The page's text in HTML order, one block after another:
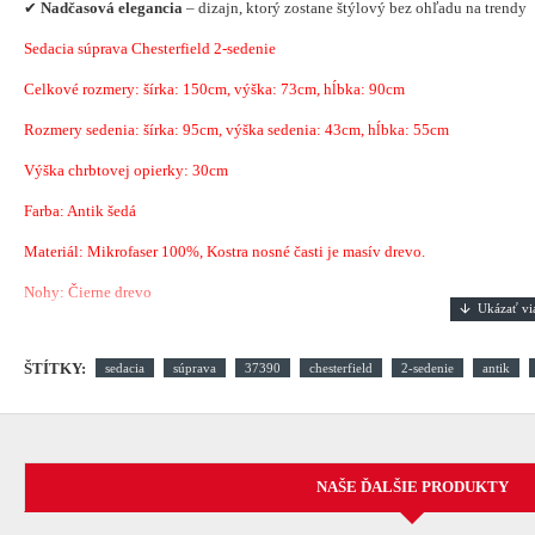
✔ Nadčasová elegancia – dizajn, ktorý zostane štýlový bez ohľadu na trendy
Sedacia súprava Chesterfield 2-sedenie
Celkové rozmery: šírka: 150cm, výška: 73cm, hĺbka: 90cm
Rozmery sedenia: šírka: 95cm, výška sedenia: 43cm, hĺbka: 55cm
Výška chrbtovej opierky: 30cm
Farba: Antik šedá
Materiál: Mikrofaser 100% , Kostra nosné časti je masív drevo.
Nohy: Čierne drevo
ŠTÍTKY: sedacia súprava 37390 chesterfield 2-sedenie antik
NAŠE ĎALŠIE PRODUKTY